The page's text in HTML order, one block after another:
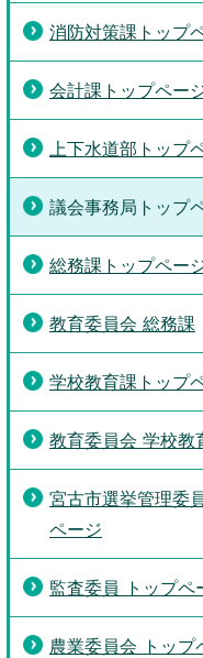
消防対策課トップ
会計課トップペー
上下水道部トップ
議会事務局トップ
総務課トップペー
教育委員会 総務課
学校教育課トップ
教育委員会 学校教
宮古市選挙管理委
ページ
監査委員 トップペ
農業委員会 トップ